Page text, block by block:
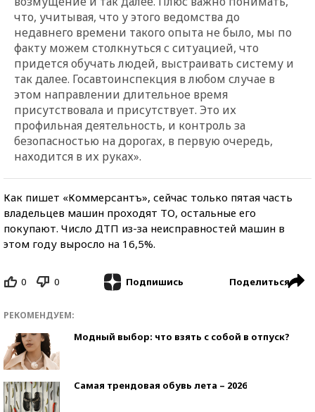
что, учитывая, что у этого ведомства до
недавнего времени такого опыта не было, мы по
факту можем столкнуться с ситуацией, что
придется обучать людей, выстраивать систему и
так далее. Госавтоинспекция в любом случае в
этом направлении длительное время
присутствовала и присутствует. Это их
профильная деятельность, и контроль за
безопасностью на дорогах, в первую очередь,
находится в их руках».
Как пишет «Коммерсантъ», сейчас только пятая часть
владельцев машин проходят ТО, остальные его
покупают. Число ДТП из-за неисправностей машин в
этом году выросло на 16,5%.
0 0 Подпишись Поделиться
РЕКОМЕНДУЕМ:
Модный выбор: что взять с собой в отпуск?
Самая трендовая обувь лета – 2026